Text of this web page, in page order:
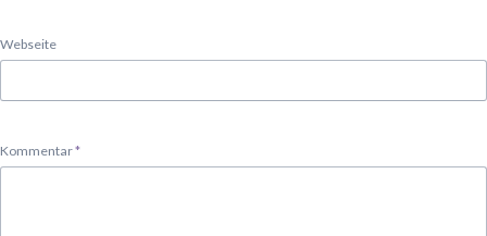
Webseite
Pflichtfeld
Kommentar*